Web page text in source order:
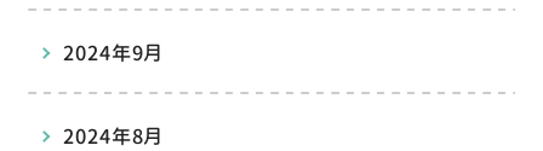
2024年9月
2024年8月